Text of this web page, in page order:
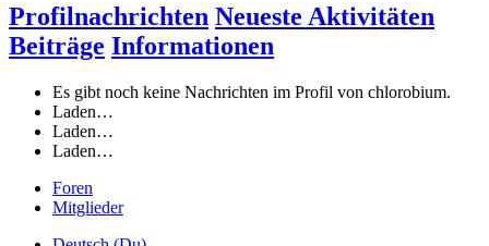
Profilnachrichten Neueste Aktivitäten
Beiträge Informationen
Es gibt noch keine Nachrichten im Profil von chlorobium.
Laden…
Laden…
Laden…
Foren
Mitglieder